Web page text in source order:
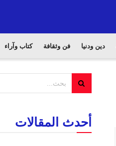
دين ودنيا فن وثقافة كتاب وآراء
أحدث المقالات